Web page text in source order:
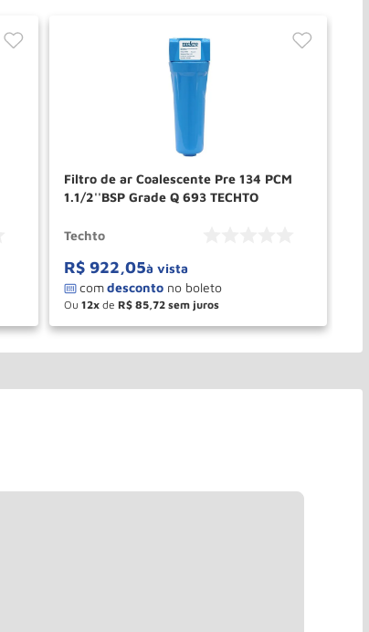
Filtro de ar Coalescente Pre 134 PCM
1.1/2''BSP Grade Q 693 TECHTO
Techto
R$ 922,05à vista
Ou 12 de R$ 85 72
＋
－ COMPRAR